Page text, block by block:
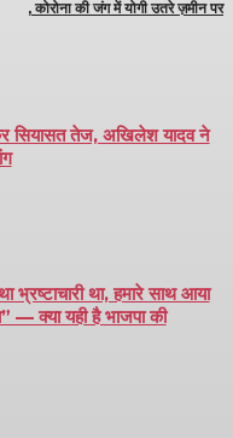
, कोरोना की जंग में योगी उतरे ज़मीन पर
सियासत तेज, अखिलेश यादव ने
था, हमारे साथ आया
— क्या यही है भाजपा की